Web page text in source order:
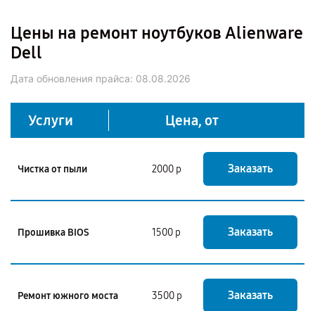
Цены на ремонт ноутбуков Alienware
Dell
Дата обновления прайса: 08.08.2026
Услуги Цена, от
Чистка от пыли 2000 р Заказать
Прошивка BIOS 1500 р Заказать
Ремонт южного моста 3500 р Заказать